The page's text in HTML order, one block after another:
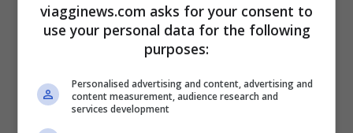
200 km orari.
L’effetto è comunque divertente, vi
proponiamo il video qui sotto, pubblicato
dalla Tv Svizzera Italiana.
viagginews.com asks for your consent to
use your personal data for the following
purposes:
Personalised advertising and content, advertising and
content measurement, audience research and
services development